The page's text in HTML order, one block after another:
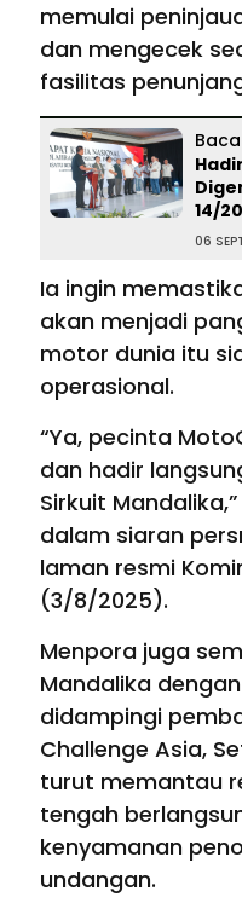
memulai
dan mengecek
fasilitas
14/
06
Ia ingin
akan menjadi
motor dunia itu
operasional.
“Ya, pecinta
dan hadir
Sirkuit
dalam siaran
laman resmi
(3/8/2025).
Menpora juga
Mandalika
didampingi
Challenge Asia,
turut memantau
tengah
kenyamanan
undangan.